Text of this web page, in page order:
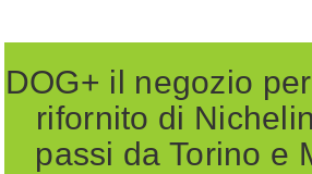
DOG+ il negozio
rifornito di
passi da Torino e